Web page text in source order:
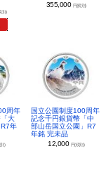
別)
355,000 円(税別)
周年
大
年
別)
国立公園制度100周年
記念千円銀貨幣「中
部山岳国立公園」R7
年銘 完未品
12,000 円(税別)